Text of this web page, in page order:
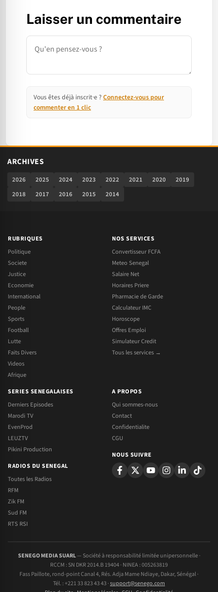
Laisser un commentaire
Commentaire
Vous êtes déjà inscrit·e ? Connectez-vous pour
commenter en 1 clic
ARCHIVES
2026 2025 2024 2023 2022 2021 2020
2019
2018
2017 2016 2015 2014
RUBRIQUES
Politique
Societe
Justice
Economie
International
People
Sports
Football
Lutte
Faits Divers
Videos
Afrique
NOS SERVICES
Convertisseur FCFA
Meteo Senegal
Salaire Net
Horaires Priere
Pharmacie de Garde
Calculateur IMC
Horoscope
Offres Emploi
Simulateur Credit
Tous les services →
SERIES SENEGALAISES
Derniers Episodes
Marodi TV
EvenProd
LEUZTV
Pikini Production
RADIOS DU SENEGAL
Toutes les Radios
RFM
Zik FM
Sud FM
RTS RSI
A PROPOS
Qui sommes-nous
Contact
Confidentialite
CGU
NOUS SUIVRE
SENEGO MEDIA SUARL— Société à responsabilité limitée unipersonnelle ·
RCCM : SN DKR 2014.B 19404 · NINEA : 005263819
Fass Paillote, rond-point Canal 4, Rés. Adja Mame Ndiaye, Dakar, Sénégal ·
Tél. : +221 33 823 43 43 ·support@senego.com